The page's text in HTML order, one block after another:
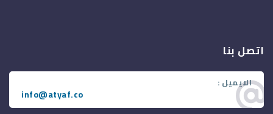
اتصل بنا
الايميل :
info@atyaf.co